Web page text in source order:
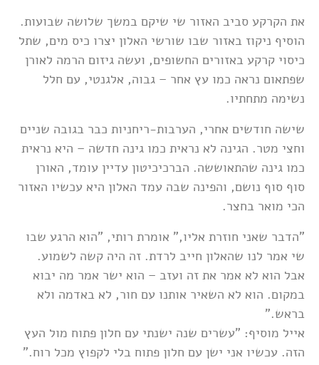
את הקרקע סביב האזור שי שיקם במשך שלושה שבועות.
הוסיף ניקוז באזור שבו שורשי האלון יצרו כיס מים, שתל
כיסוי קרקע באזורים החשופים, ועשה גיזום הרמה לאורן
שפתאום נראה כמו עץ אחר – גבוה, אלגנטי, עם חלל
נשימה מתחתיו.
שישה חודשים אחרי, הערבות-ריחניות כבר בגובה שניים
וחצי מטר. הגינה לא נראית כמו גינה חדשה – היא נראית
כמו גינה שהתאוששה. הברכיכיטון עדיין עומד, האורן
סוף סוף נושם, והפינה שבה עמד האלון היא עכשיו האזור
הכי מואר בחצר.
"הדבר שאני חוזרת אליו," אומרת רותי, "הוא הרגע שבו
שי אמר לנו שהאלון חייב לרדת. זה היה קשה לשמוע.
אבל הוא לא אמר את זה ועזב – הוא ישר אמר מה יבוא
במקום. הוא לא השאיר אותנו עם חור, לא באדמה ולא
בראש."
אייל מוסיף: "עשרים שנה ישנתי עם חלון פתוח מול העץ
הזה. עכשיו אני ישן עם חלון פתוח בלי לקפוץ מכל רוח."